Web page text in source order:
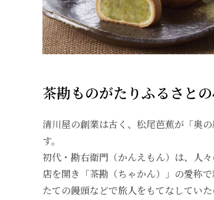
茶勘ものがたり――ふるさと
清川屋の創業は古く、松尾芭蕉が「奥
す。
初代・勘右衛門（かんえもん）は、人
店を開き「茶勘（ちゃかん）」の愛称
たての饅頭などで旅人をもてなしてい